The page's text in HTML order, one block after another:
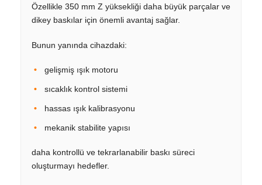
Özellikle 350 mm Z yüksekliği daha büyük parçalar ve
dikey baskılar için önemli avantaj sağlar.
Bunun yanında cihazdaki:
gelişmiş ışık motoru
sıcaklık kontrol sistemi
hassas ışık kalibrasyonu
mekanik stabilite yapısı
daha kontrollü ve tekrarlanabilir baskı süreci
oluşturmayı hedefler.